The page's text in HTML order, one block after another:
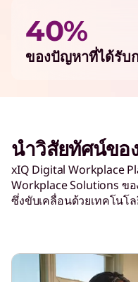
40%
ของปัญหาที่ได้รับ
นำวิสัยทัศน์ขอ
xIQ Digital Workplace
Workplace Solutions ข
ซึ่งขับเคลื่อนด้วยเทคโนโ